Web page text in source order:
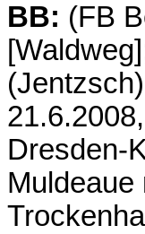
BB: (FB
Dresden-